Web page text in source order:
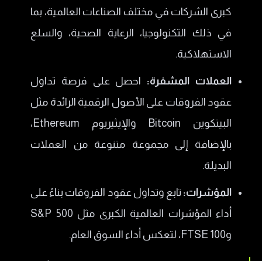
كبرى الشركات في مختلف الصناعات العالمية، بما
في ذلك التكنولوجيا، الرعاية الصحية، والسلع
الاستهلاكية.
العملات المشفرة: احصل على فرصة تداول
عقود الفروقات على الأصول الرقمية الرائدة مثل
البيتكوين Bitcoin والإيثيريوم Ethereum،
بالإضافة إلى مجموعة متنوعة من العملات
البديلة.
المؤشرات: تابع وتداول عقود الفروقات بناءً على
أداء المؤشرات العالمية الكبرى مثل S&P 500
وFTSE 100، لتعكس أداء السوق العام.